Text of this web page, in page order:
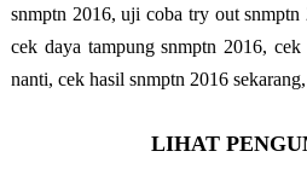
snmptn 2016, uji coba try out
cek daya tampung snmptn 2016,
nanti, cek hasil snmptn 2016
LIHAT